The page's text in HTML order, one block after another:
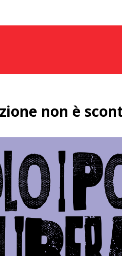
non è